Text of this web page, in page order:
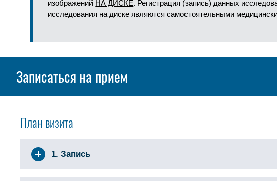
изображений НА ДИСКЕ. Регистрация (запись) данных
исследования на диске являются самостоятельными
Записаться на прием
План визита
1. Запись